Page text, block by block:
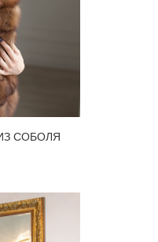
СОБОЛЯ